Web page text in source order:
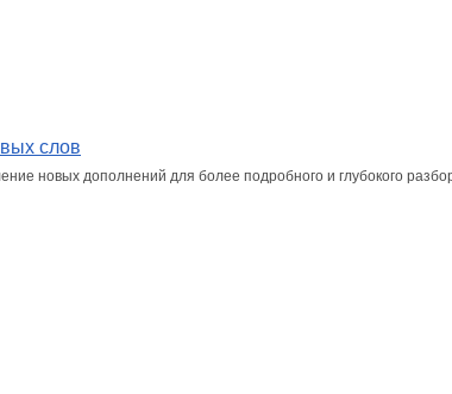
слов
новых дополнений для более подробного и глубокого